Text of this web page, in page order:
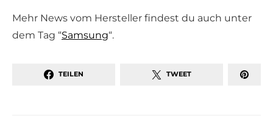
Mehr News vom Hersteller findest du auch unter
dem Tag “Samsung“.
TEILEN TWEET